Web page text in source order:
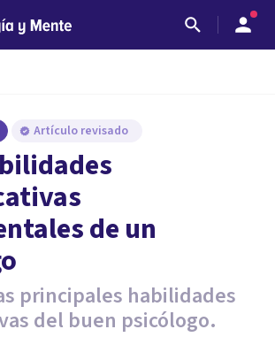
Artículo revisado
de un
principales habilidades
del buen psicólogo.